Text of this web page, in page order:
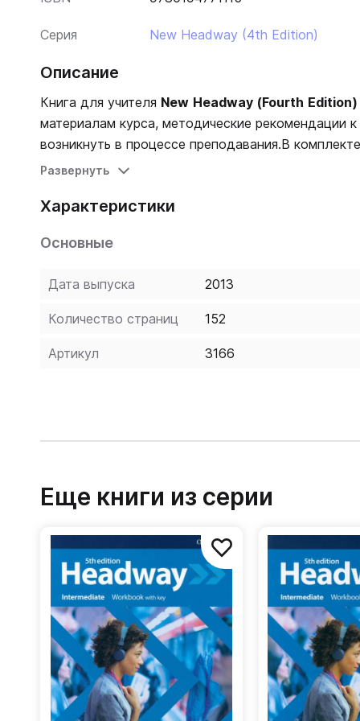
Серия New Headway (4th Edition)
Описание
Книга для учителя New Headway (Fourth Edition)
материалам курса, методические
возникнуть в процессе преподавания.В
занятий, а также диск с входными,
Развернуть
Характеристики
Основные
Дата выпуска 2013
Количество страниц 152
Артикул 3166
Еще книги из серии